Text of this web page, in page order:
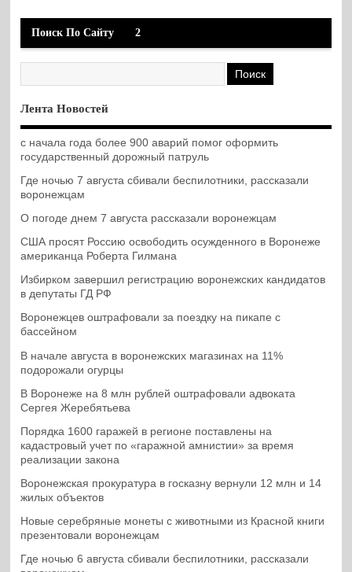
Поиск По Сайту 2
Лента Новостей
с начала года более 900 аварий помог оформить
государственный дорожный патруль
Где ночью 7 августа сбивали беспилотники, рассказали
воронежцам
О погоде днем 7 августа рассказали воронежцам
США просят Россию освободить осужденного в Воронеже
американца Роберта Гилмана
Избирком завершил регистрацию воронежских кандидатов
в депутаты ГД РФ
Воронежцев оштрафовали за поездку на пикапе с
бассейном
В начале августа в воронежских магазинах на 11%
подорожали огурцы
В Воронеже на 8 млн рублей оштрафовали адвоката
Сергея Жеребятьева
Порядка 1600 гаражей в регионе поставлены на
кадастровый учет по «гаражной амнистии» за время
реализации закона
Воронежская прокуратура в госказну вернули 12 млн и 14
жилых объектов
Новые серебряные монеты с животными из Красной книги
презентовали воронежцам
Где ночью 6 августа сбивали беспилотники, рассказали